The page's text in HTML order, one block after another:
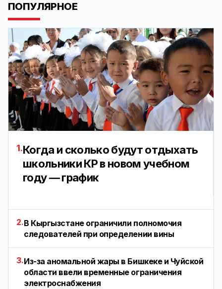
ПОПУЛЯРНОЕ
1.Когда и сколько будут отдыхать
школьники КР в новом учебном
году — график
2.В Кыргызстане ограничили полномочия
следователей при определении вины
3.Из-за аномальной жары в Бишкеке и Чуйской
области ввели временные ограничения
электроснабжения